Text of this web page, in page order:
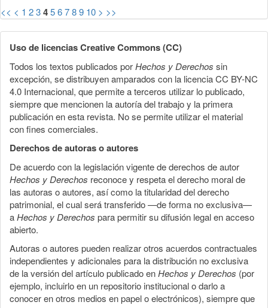
<< < 1 23456789 10 > >>
Uso de licencias Creative Commons (CC)
Todos los textos publicados porHechos y Derechos sin
excepción, se distribuyen amparados con la licencia CC BY-NC
4.0 Internacional, que permite a terceros utilizar lo publicado,
siempre que mencionen la autoría del trabajo y la primera
publicación en esta revista. No se permite utilizar el material
con fines comerciales.
Derechos de autoras o autores
De acuerdo con la legislación vigente de derechos de autor
Hechos y Derechos reconoce y respeta el derecho moral de
las autoras o autores, así como la titularidad del derecho
patrimonial, el cual será transferido —de forma no exclusiva—
aHechos y Derechos para permitir su difusión legal en acceso
abierto.
Autoras o autores pueden realizar otros acuerdos contractuales
independientes y adicionales para la distribución no exclusiva
de la versión del artículo publicado enHechos y Derechos (por
ejemplo, incluirlo en un repositorio institucional o darlo a
conocer en otros medios en papel o electrónicos), siempre que